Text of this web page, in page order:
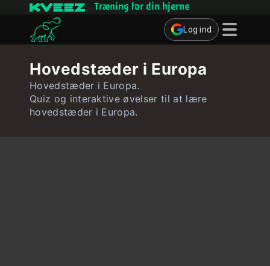
Træning for din hjerne
Log ind
Quizzer
Bruger
Hovedstæder i Europa
Hovedstæder i Europa.
Quiz og interaktive øvelser til at lære
hovedstæder i Europa.